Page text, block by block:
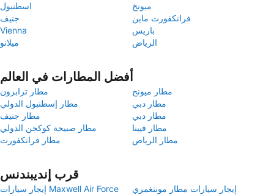
اسطنبول
ميونخ
جنيف
فرانكفورت ماين
Vienna
باريس
ميلانو
الرياض
أفضل المطارات في العالم
مطار ترابزون
مطار ميونخ
مطار إسطنبول الدولي
مطار دبي
مطار جنيف
مطار دبي
مطار صبيحة كوكجن الدولي
مطار فيينا
مطار فرانكفورت
مطار الرياض
قرب إنديبندنس
إيجار سيارات Maxwell Air Force
إيجار سيارات مطار مونتغمري